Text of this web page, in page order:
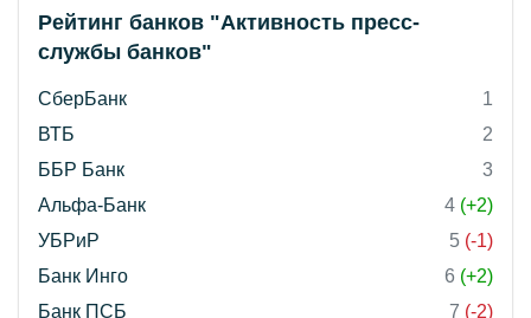
Рейтинг банков "Активность пресс-
службы банков"
СберБанк
1
ВТБ
2
ББР Банк
3
Альфа-Банк
4 (+2)
УБРиР
5 (-1)
Банк Инго
6 (+2)
Банк ПСБ
7 (-2)